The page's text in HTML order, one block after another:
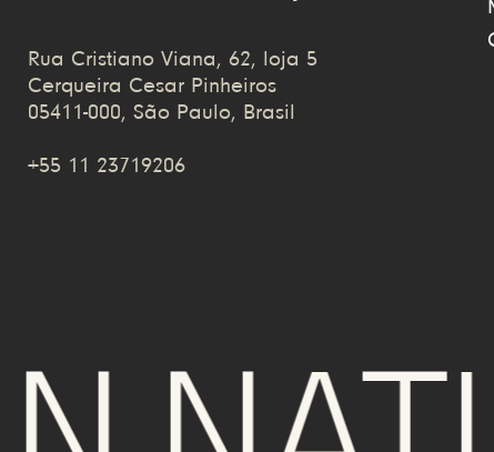
Rua Cristiano Viana, 62, loja 5
Cerqueira Cesar Pinheiros
05411-000, São Paulo, Brasil
+55 11 23719206